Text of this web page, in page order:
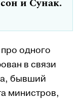
одного
в связи
бывший
министров,